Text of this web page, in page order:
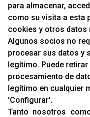
NOVEDADES
MARCAS
INFORMACIÓN
Cambios Y
para almacenar,
como su visita a esta
cookies y otros datos
Algunos socios no
procesar sus datos y
legítimo. Puede
procesamiento de
legítimo en cualquier
'Configurar'.
Tanto nosotros